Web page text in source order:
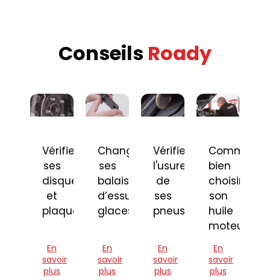
Conseils Roady
Vérifier
ses
disques
et
plaquettes
En
savoir
plus
Changer
ses
balais
d’essuie-
glaces
En
savoir
plus
Vérifier
l'usure
de
ses
pneus
En
savoir
plus
Comment
bien
choisir
son
huile
moteur
En
savoir
plus